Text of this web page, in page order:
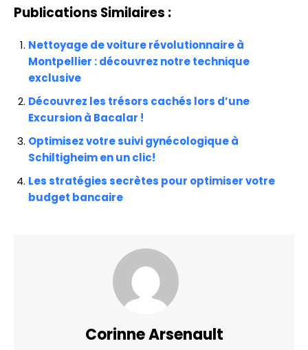
Publications Similaires :
Nettoyage de voiture révolutionnaire à
Montpellier : découvrez notre technique
exclusive
Découvrez les trésors cachés lors d’une
Excursion à Bacalar !
Optimisez votre suivi gynécologique à
Schiltigheim en un clic!
Les stratégies secrètes pour optimiser votre
budget bancaire
Corinne Arsenault